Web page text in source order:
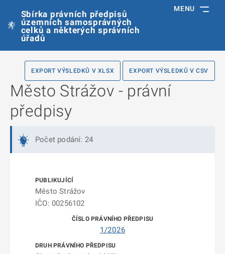
Sbírka právních předpisů
územních samosprávných
celků a některých správních
úřadů
MENU
EXPORT VÝSLEDKŮ V XLSX EXPORT VÝSLEDKŮ V CSV
Město Strážov - právní
předpisy
Počet podání: 24
Město Strážov
IČO: 00256102
1/2026